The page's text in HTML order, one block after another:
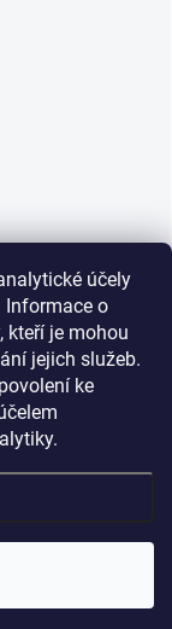
účely
Informace o
kteří je mohou
jejich služeb.
ke